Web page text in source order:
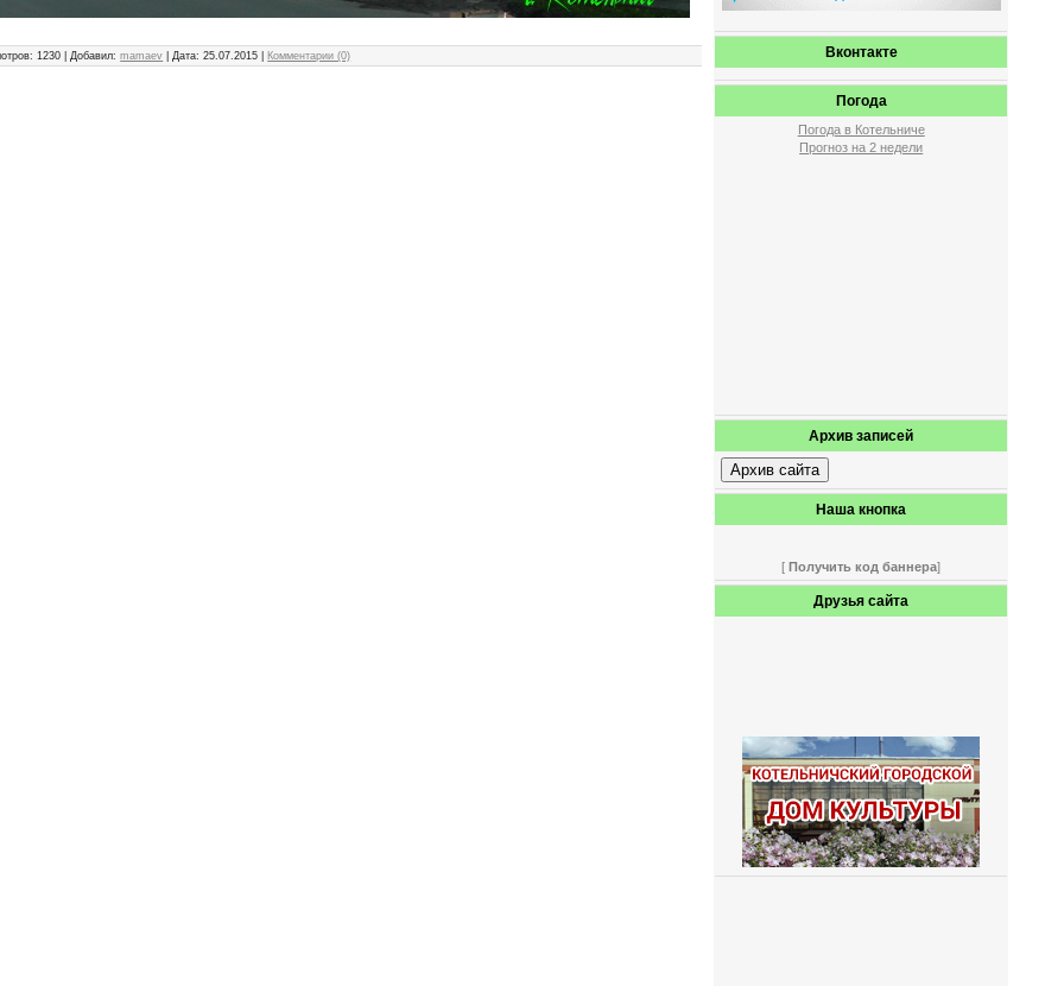
1230 | Добавил:mamaev | Дата:25.07.2015 Комментарии (0) Вконтакте
Погода
Погода в Котельниче
Прогноз на 2 недели
Архив записей
Архив сайта
Наша кнопка
[ Получить код баннера]
Друзья сайта